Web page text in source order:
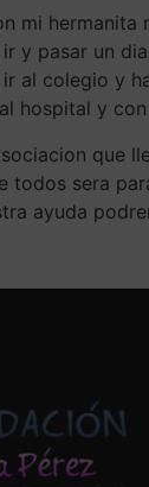
mi hermanita
y pasar un
al colegio y
hospital y
que
todos sera
ayuda